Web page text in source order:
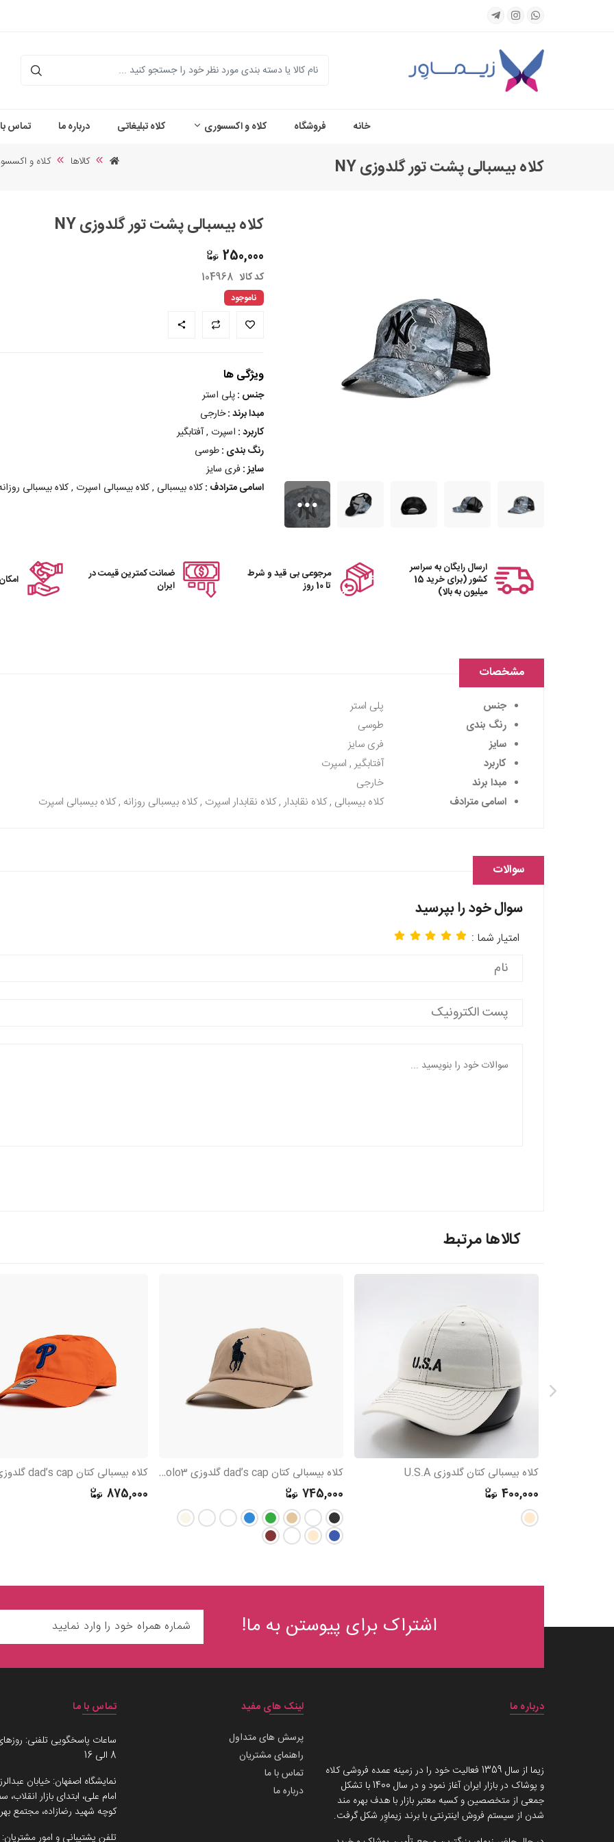
جستجو
خانه فروشگاه کلاه و اکسسوری کلاه تبلیغاتی درباره ما تماس
کلاه بیسبالی پشت تور گلدوزی NY کالاها کلاه و
کلاه بیسبالی پشت تور گلدوزی NY
250,000
کد کالا 104968
ناموجود
ویژگی ها
جنس :پلی استر
مبدا برند :خارجی
کاربرد : اسپرت , آفتابگیر
رنگ بندی :طوسی
سایز : فری سایز
اسامی مترادف :کلاه بیسبالی , کلاه بیسبالی اسپرت , کلاه بیسبالی
ارسال رایگان به سراسر
کشور (برای خرید 15
میلیون به بالا)
مرجوعی بی قید و شرط
تا 10 روز
ضمانت کمترین قیمت در
ایران
مشخصات
جنس
پلی استر
رنگ بندی
طوسی
سایز
فری سایز
کاربرد
آفتابگیر , اسپرت
مبدا برند
خارجی
اسامی مترادف
کلاه بیسبالی , کلاه نقابدار , کلاه نقابدار اسپرت , کلاه بیسبالی روزانه , کلاه بیسبالی اسپرت
سوالات
سوال خود را بپرسید
امتیار شما :
کالاها مرتبط
کلاه بیسبالی کتان گلدوزی U.S.A
400,000
کلاه بیسبالی کتان dad’s cap گلدوزی Polo3
745,000
کلاه بیسبالی کتان dad’s cap گلدوزی P
875,000
اشتراک برای پیوستن به ما!
درباره ما
زیما از سال 1359 فعالیت خود را در زمینه عمده فروشی کلاه
و پوشاک در بازار ایران آغاز نمود و در سال 1400 با تشکل
جمعی از متخصصین و کسبه معتبر بازار با هدف بهره مند
شدن از سیستم فروش اینترنتی با برند زیماوِر شکل گرفت.
لینک های مفید
پرسش های متداول
راهنمای مشتریان
تماس با ما
درباره ما
تماس با ما
ساعات پاسخگویی تلفنی:
8 الی 16
نمایشگاه اصفهان: خیابان
امام علی، ابتدای بازار
کوچه شهید رضازاده، مجتمع
تلفن پشتیبانی و امور مشتریان: